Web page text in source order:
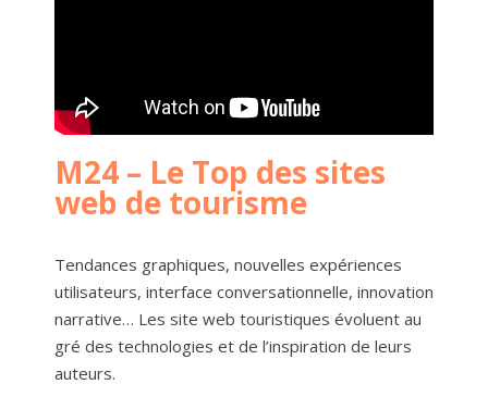
M24 – Le Top des sites
web de tourisme
Tendances graphiques, nouvelles expériences
utilisateurs, interface conversationnelle, innovation
narrative… Les site web touristiques évoluent au
gré des technologies et de l’inspiration de leurs
auteurs.